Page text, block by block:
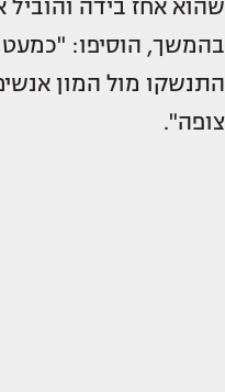
שהוא אחז בידה
בהמשך, הוסיפו:
התנשקו מול המון
צופה".